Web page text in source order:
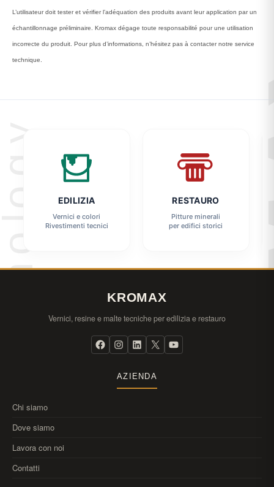
L’utilisateur doit tester et vérifier l’adéquation des produits avant leur application par un
échantillonnage préliminaire. Kromax dégage toute responsabilité pour une utilisation
incorrecte du produit. Pour plus d’informations, n’hésitez pas à contacter notre service
technique.
EDILIZIA
Vernici e colori
Rivestimenti tecnici
RESTAURO
Pitture minerali
per edifici storici
KROMAX
Vernici, resine e malte tecniche per edilizia e restauro
AZIENDA
Chi siamo
Dove siamo
Lavora con noi
Contatti